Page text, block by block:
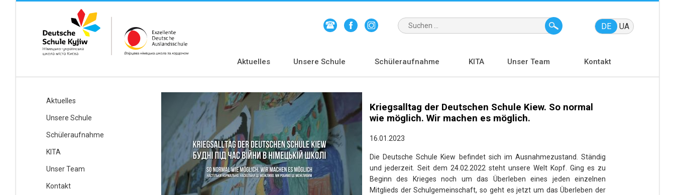
DE UA
Aktuelles Unsere Schule Schüleraufnahme KITA Unser Team Kontakt
Aktuelles
Unsere Schule
Schüleraufnahme
KITA
Unser Team
Kontakt
Kriegsalltag der Deutschen Schule Kiew. So normal
wie möglich. Wir machen es möglich.
16.01.2023
Die Deutsche Schule Kiew befindet sich im Ausnahmezustand. Ständig
und jederzeit. Seit dem 24.02.2022 steht unsere Welt Kopf. Ging es zu
Beginn des Krieges noch um das Überleben eines jeden einzelnen
Mitglieds der Schulgemeinschaft, so geht es jetzt um das Überleben der